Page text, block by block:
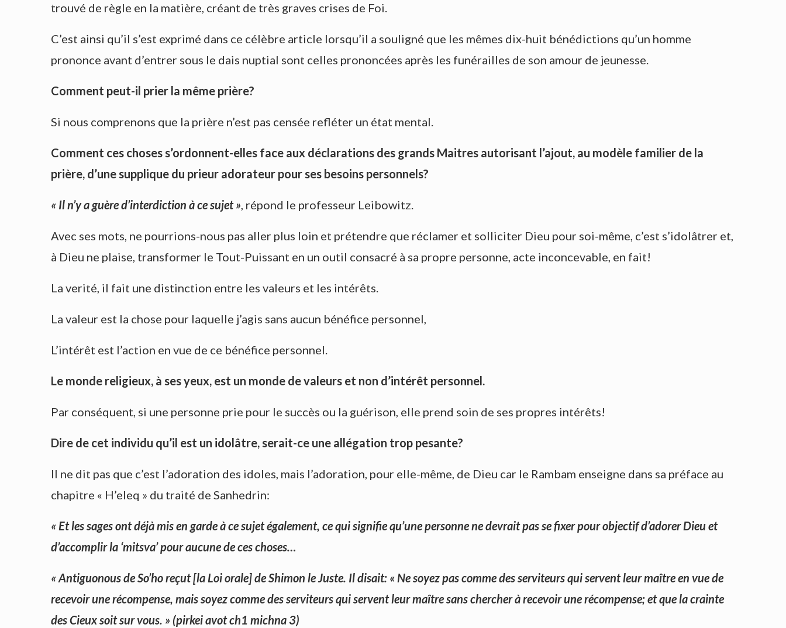
trouvé de règle en la matière, créant de très graves crises de Foi.
C’est ainsi qu’il s’est exprimé dans ce célèbre article lorsqu’il a souligné que les mêmes dix-huit bénédictions qu’un homme
prononce avant d’entrer sous le dais nuptial sont celles prononcées après les funérailles de son amour de jeunesse.
Comment peut-il prier la même prière?
Si nous comprenons que la prière n’est pas censée refléter un état mental.
Comment ces choses s’ordonnent-elles face aux déclarations des grands Maitres autorisant l’ajout, au modèle familier de la
prière, d’une supplique du prieur adorateur pour ses besoins personnels?
« Il n’y a guère d’interdiction à ce sujet », répond le professeur Leibowitz.
Avec ses mots, ne pourrions-nous pas aller plus loin et prétendre que réclamer et solliciter Dieu pour soi-même, c’est s’idolâtrer et,
à Dieu ne plaise, transformer le Tout-Puissant en un outil consacré à sa propre personne, acte inconcevable, en fait!
La verité, il fait une distinction entre les valeurs et les intérêts.
La valeur est la chose pour laquelle j’agis sans aucun bénéfice personnel,
L’intérêt est l’action en vue de ce bénéfice personnel.
Le monde religieux, à ses yeux, est un monde de valeurs et non d’intérêt personnel.
Par conséquent, si une personne prie pour le succès ou la guérison, elle prend soin de ses propres intérêts!
Dire de cet individu qu’il est un idolâtre, serait-ce une allégation trop pesante?
Il ne dit pas que c’est l’adoration des idoles, mais l’adoration, pour elle-même, de Dieu car le Rambam enseigne dans sa préface au
chapitre « H’eleq » du traité de Sanhedrin:
« Et les sages ont déjà mis en garde à ce sujet également, ce qui signifie qu’une personne ne devrait pas se fixer pour objectif d’adorer Dieu et
d’accomplir la ‘mitsva’ pour aucune de ces choses…
« Antiguonous de So’ho reçut [la Loi orale] de Shimon le Juste. Il disait: « Ne soyez pas comme des serviteurs qui servent leur maître en vue de
recevoir une récompense, mais soyez comme des serviteurs qui servent leur maître sans chercher à recevoir une récompense; et que la crainte
des Cieux soit sur vous. » (pirkei avot ch1 michna 3)